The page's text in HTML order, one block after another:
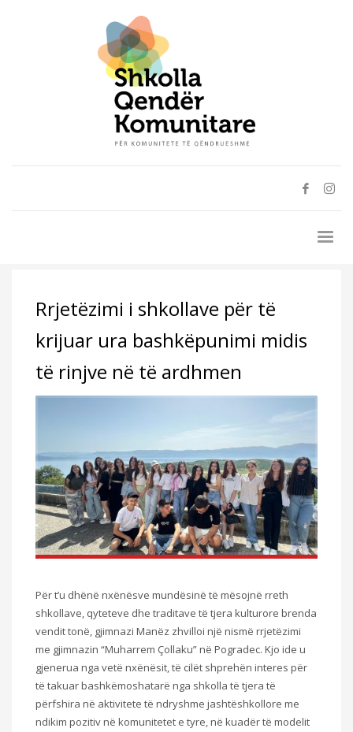
Rrjetëzimi i shkollave për të
krijuar ura bashkëpunimi midis
të rinjve në të ardhmen
Për t’u dhënë nxënësve mundësinë të mësojnë rreth
shkollave, qyteteve dhe traditave të tjera kulturore brenda
vendit tonë, gjimnazi Manëz zhvilloi një nismë rrjetëzimi
me gjimnazin “Muharrem Çollaku” në Pogradec. Kjo ide u
gjenerua nga vetë nxënësit, të cilët shprehën interes për
të takuar bashkëmoshatarë nga shkolla të tjera të
përfshira në aktivitete të ndryshme jashtëshkollore me
ndikim pozitiv në komunitetet e tyre, në kuadër të modelit